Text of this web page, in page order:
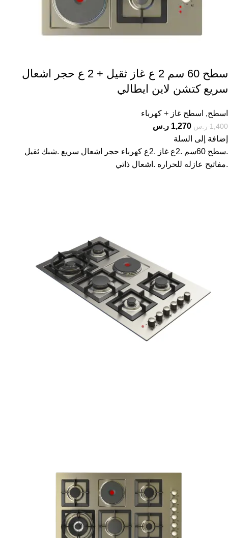
سطح 60 سم 2 ع غاز ثقيل + 2 ع حجر اشعال
سريع كتشن لاين ايطالي
اسطح, اسطح غاز + كهرباء
1,400 ر.س 1,270 ر.س
إضافة إلى السلة
.سطح 60سم .2ع غاز .2ع كهرباء حجر اشعال سريع .شبك ثقيل
.مفاتيح عازله للحراره .اشعال ذاتي